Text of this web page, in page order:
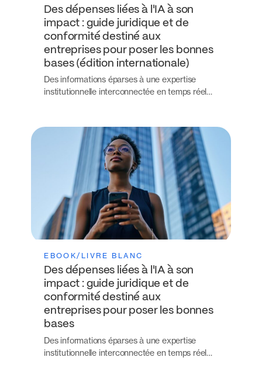
Des dépenses liées à l'IA à son
impact : guide juridique et de
conformité destiné aux
entreprises pour poser les bonnes
bases (édition internationale)
Des informations éparses à une expertise
institutionnelle interconnectée en temps réel…
EBOOK/LIVRE BLANC
Des dépenses liées à l'IA à son
impact : guide juridique et de
conformité destiné aux
entreprises pour poser les bonnes
bases
Des informations éparses à une expertise
institutionnelle interconnectée en temps réel…